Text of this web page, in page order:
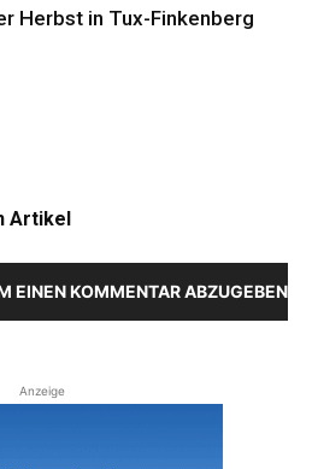
Herbst in Tux-Finkenberg
Artikel
EINEN KOMMENTAR ABZUGEBEN
Anzeige